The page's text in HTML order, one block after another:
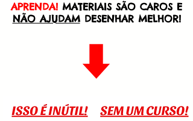
APRENDA! MATERIAIS SÃO CAROS E
NÃO AJUDAMDESENHAR MELHOR!